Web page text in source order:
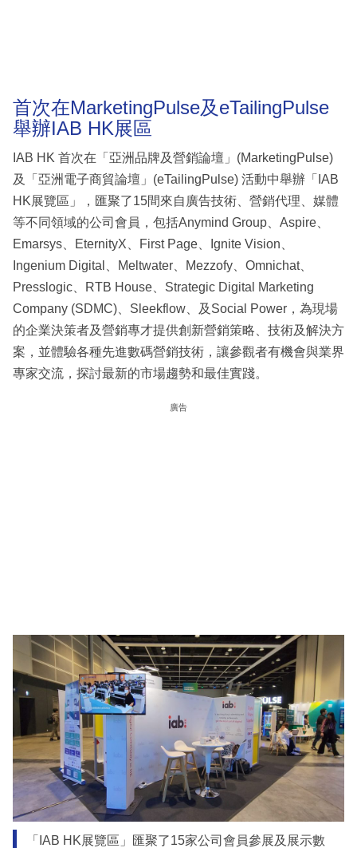
首次在MarketingPulse及eTailingPulse
舉辦IAB HK展區
IAB HK 首次在「亞洲品牌及營銷論壇」(MarketingPulse)
及「亞洲電子商貿論壇」(eTailingPulse) 活動中舉辦「IAB
HK展覽區」，匯聚了15間來自廣告技術、營銷代理、媒體
等不同領域的公司會員，包括Anymind Group、Aspire、
Emarsys、EternityX、First Page、Ignite Vision、
Ingenium Digital、Meltwater、Mezzofy、Omnichat、
Presslogic、RTB House、Strategic Digital Marketing
Company (SDMC)、Sleekflow、及Social Power，為現場
的企業決策者及營銷專才提供創新營銷策略、技術及解決方
案，並體驗各種先進數碼營銷技術，讓參觀者有機會與業界
專家交流，探討最新的市場趨勢和最佳實踐。
廣告
「IAB HK展覽區」匯聚了15家公司會員參展及展示數